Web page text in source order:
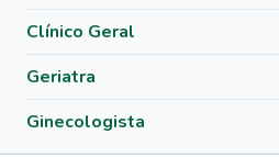
Clínico Geral
Geriatra
Ginecologista